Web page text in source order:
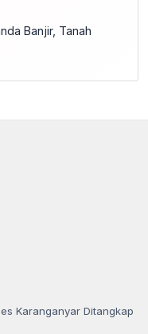
Banjir, Tanah
Karanganyar Ditangkap